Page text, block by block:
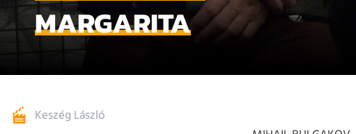
MARGARITA
Keszég László